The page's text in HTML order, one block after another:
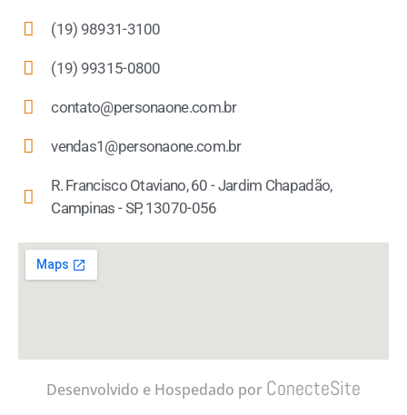
(19) 98931-3100
(19) 99315-0800
contato@personaone.com.br
vendas1@personaone.com.br
R. Francisco Otaviano, 60 - Jardim Chapadão,
Campinas - SP, 13070-056
Desenvolvido e Hospedado por ConecteSite